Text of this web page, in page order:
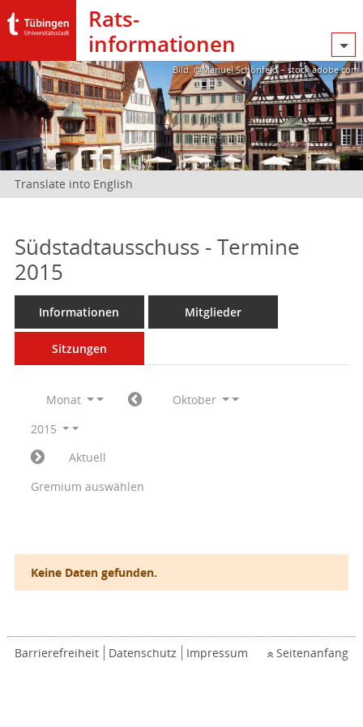
Rats­
informationen
Bild: @Manuel Schönfeld – stock.adobe.com
Translate into English
Südstadtausschuss - Termine
2015
Informationen Mitglieder
Sitzungen
Monat
Oktober
2015
Aktuell
Gremium auswählen
Keine Daten gefunden.
Barrierefreiheit Datenschutz Impressum Seitenanfang